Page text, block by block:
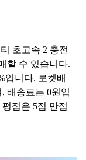
초고속 2 충전
할 수 있습니다.
입니다. 로켓배
배송료는 0원입
점은 5점 만점